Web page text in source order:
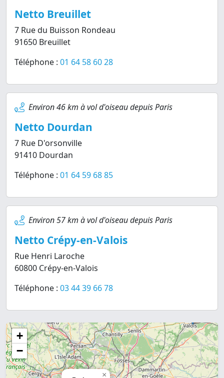
Netto Breuillet
7 Rue du Buisson Rondeau
91650 Breuillet
Téléphone : 01 64 58 60 28
Environ 46 km à vol d'oiseau depuis Paris
Netto Dourdan
7 Rue D'orsonville
91410 Dourdan
Téléphone : 01 64 59 68 85
Environ 57 km à vol d'oiseau depuis Paris
Netto Crépy-en-Valois
Rue Henri Laroche
60800 Crépy-en-Valois
Téléphone : 03 44 39 66 78
×
+
−